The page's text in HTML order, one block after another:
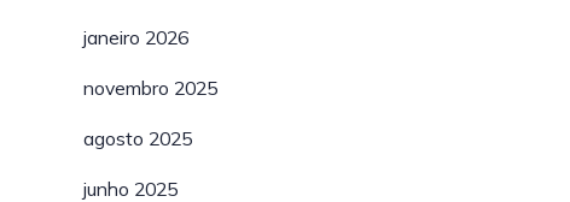
janeiro 2026
novembro 2025
agosto 2025
junho 2025